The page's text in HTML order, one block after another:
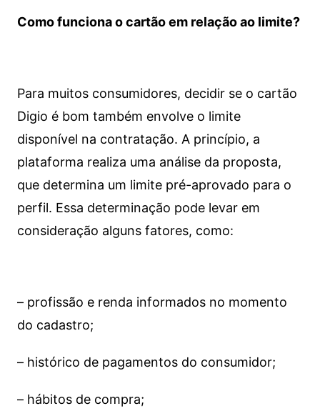
Como funciona o cartão em relação ao limite?
Para muitos consumidores, decidir se o cartão
Digio é bom também envolve o limite
disponível na contratação. A princípio, a
plataforma realiza uma análise da proposta,
que determina um limite pré-aprovado para o
perfil. Essa determinação pode levar em
consideração alguns fatores, como:
– profissão e renda informados no momento
do cadastro;
– histórico de pagamentos do consumidor;
– hábitos de compra;